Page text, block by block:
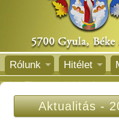
Rólunk Hitélet
Aktualitás-